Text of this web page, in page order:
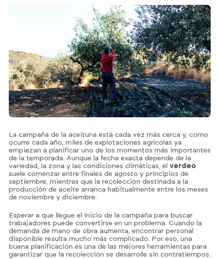
La campaña de la aceituna está cada vez más cerca y, como
ocurre cada año, miles de explotaciones agrícolas ya
empiezan a planificar uno de los momentos más importantes
de la temporada. Aunque la fecha exacta depende de la
variedad, la zona y las condiciones climáticas, el verdeo
suele comenzar entre finales de agosto y principios de
septiembre, mientras que la recolección destinada a la
producción de aceite arranca habitualmente entre los meses
de noviembre y diciembre.
Esperar a que llegue el inicio de la campaña para buscar
trabajadores puede convertirse en un problema. Cuando la
demanda de mano de obra aumenta, encontrar personal
disponible resulta mucho más complicado. Por eso, una
buena planificación es una de las mejores herramientas para
garantizar que la recolección se desarrolle sin contratiempos.